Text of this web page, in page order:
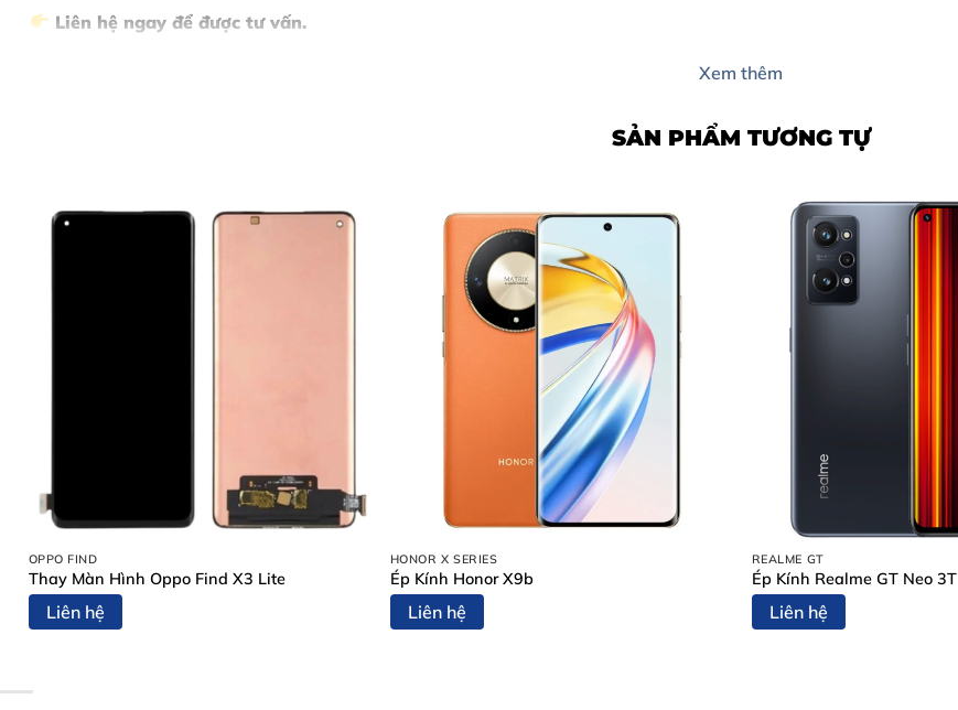
Liên hệ ngay để được tư vấn.
Bước 1: Tiếp nhận thiết bị và tư vấn ban đầu
Bước 3: Thông báo kết quả chẩn đoán và báo giá chính thức
Dấu hiệu nhận biết iPhone XR cần thay pin
Nhận biết sớm giúp kéo dài tuổi thọ thiết bị và tránh hỏng hóc nặng hơn. Một số dấu hiệu phổ biến:
iPhone XR sập nguồn đột ngột
dù còn pin
Máy nóng khi sạc hoặc sử dụng các ứng dụng nặng
Xem thêm
SẢN PHẨM TƯƠNG TỰ
OPPO FIND
Thay Màn Hình Oppo Find X3 Lite
Liên hệ
HONOR X SERIES
Ép Kính Honor X9b
Liên hệ
REALME GT
Ép Kính Realme GT Neo 3T
Liên hệ